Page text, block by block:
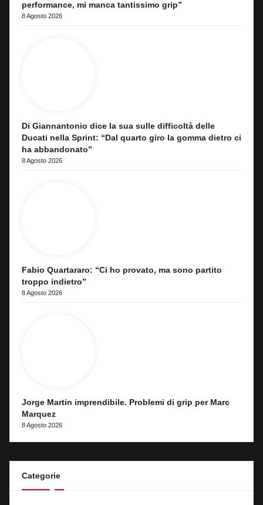
performance, mi manca tantissimo grip”
8 Agosto 2026
Di Giannantonio dice la sua sulle difficoltà delle
Ducati nella Sprint: “Dal quarto giro la gomma dietro ci
ha abbandonato”
8 Agosto 2026
Fabio Quartararo: “Ci ho provato, ma sono partito
troppo indietro”
8 Agosto 2026
Jorge Martin imprendibile. Problemi di grip per Marc
Marquez
8 Agosto 2026
Categorie